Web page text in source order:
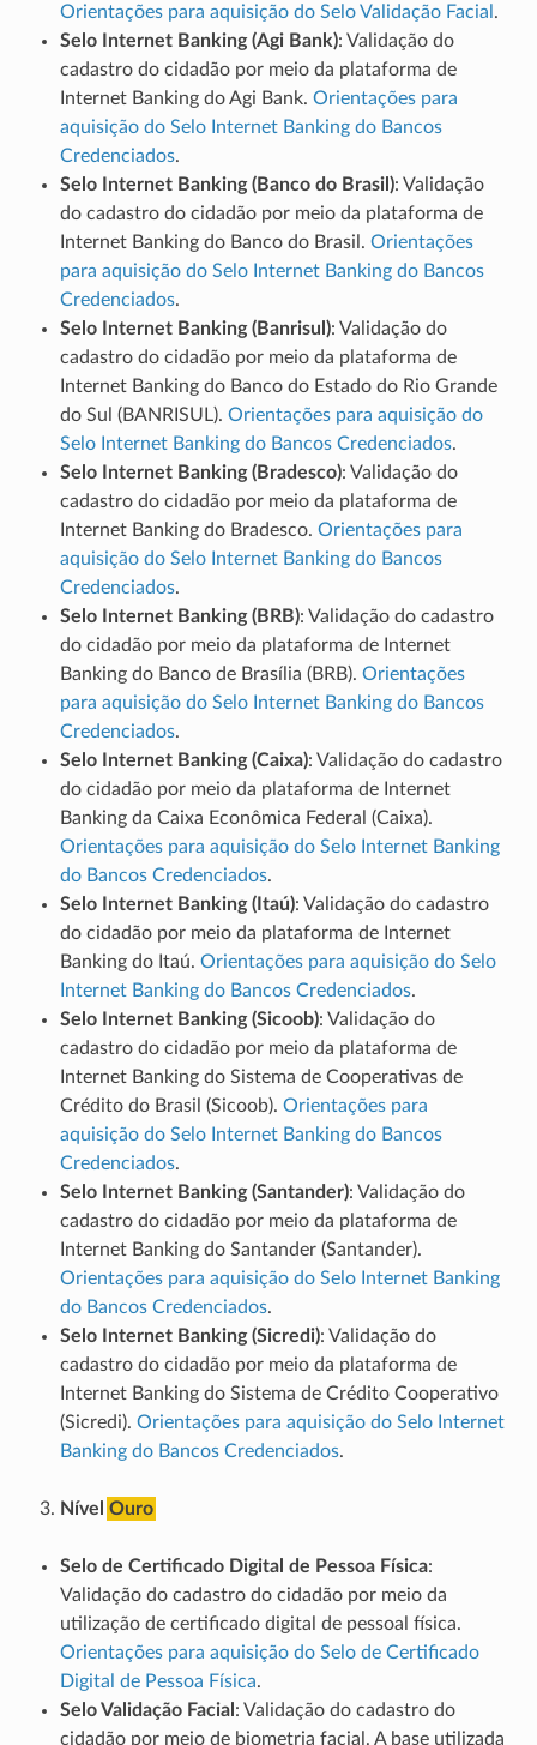
Orientações para aquisição do Selo Validação Facial .
Selo Internet Banking (Agi Bank): Validação do
cadastro do cidadão por meio da plataforma de
Internet Banking do Agi Bank. Orientações para
aquisição do Selo Internet Banking do Bancos
Credenciados.
Selo Internet Banking (Banco do Brasil): Validação
do cadastro do cidadão por meio da plataforma de
Internet Banking do Banco do Brasil. Orientações
para aquisição do Selo Internet Banking do Bancos
Credenciados.
Selo Internet Banking (Banrisul): Validação do
cadastro do cidadão por meio da plataforma de
Internet Banking do Banco do Estado do Rio Grande
do Sul (BANRISUL). Orientações para aquisição do
Selo Internet Banking do Bancos Credenciados.
Selo Internet Banking (Bradesco): Validação do
cadastro do cidadão por meio da plataforma de
Internet Banking do Bradesco. Orientações para
aquisição do Selo Internet Banking do Bancos
Credenciados.
Selo Internet Banking (BRB): Validação do cadastro
do cidadão por meio da plataforma de Internet
Banking do Banco de Brasília (BRB). Orientações
para aquisição do Selo Internet Banking do Bancos
Credenciados.
Selo Internet Banking (Caixa): Validação do cadastro
do cidadão por meio da plataforma de Internet
Banking da Caixa Econômica Federal (Caixa).
Orientações para aquisição do Selo Internet Banking
do Bancos Credenciados.
Selo Internet Banking (Itaú): Validação do cadastro
do cidadão por meio da plataforma de Internet
Banking do Itaú. Orientações para aquisição do Selo
Internet Banking do Bancos Credenciados.
Selo Internet Banking (Sicoob): Validação do
cadastro do cidadão por meio da plataforma de
Internet Banking do Sistema de Cooperativas de
Crédito do Brasil (Sicoob). Orientações para
aquisição do Selo Internet Banking do Bancos
Credenciados.
Selo Internet Banking (Santander): Validação do
cadastro do cidadão por meio da plataforma de
Internet Banking do Santander (Santander).
Orientações para aquisição do Selo Internet Banking
do Bancos Credenciados.
Selo Internet Banking (Sicredi): Validação do
cadastro do cidadão por meio da plataforma de
Internet Banking do Sistema de Crédito Cooperativo
(Sicredi). Orientações para aquisição do Selo Internet
Banking do Bancos Credenciados.
Nível Ouro
Selo de Certificado Digital de Pessoa Física:
Validação do cadastro do cidadão por meio da
utilização de certificado digital de pessoal física.
Orientações para aquisição do Selo de Certificado
Digital de Pessoa Física.
Selo Validação Facial : Validação do cadastro do
cidadão por meio de biometria facial. A base utilizada